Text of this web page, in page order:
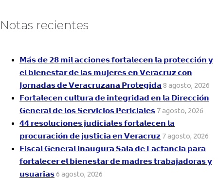
Notas recientes
𝗠𝗮́𝘀 𝗱𝗲 𝟮𝟴 𝗺𝗶𝗹 𝗮𝗰𝗰𝗶𝗼𝗻𝗲𝘀 𝗳𝗼𝗿𝘁𝗮𝗹𝗲𝗰𝗲𝗻 𝗹𝗮 𝗽𝗿𝗼𝘁𝗲𝗰𝗰𝗶𝗼́𝗻 𝘆
𝗲𝗹 𝗯𝗶𝗲𝗻𝗲𝘀𝘁𝗮𝗿 𝗱𝗲 𝗹𝗮𝘀 𝗺𝘂𝗷𝗲𝗿𝗲𝘀 𝗲𝗻 𝗩𝗲𝗿𝗮𝗰𝗿𝘂𝘇 𝗰𝗼𝗻
𝗝𝗼𝗿𝗻𝗮𝗱𝗮𝘀 𝗱𝗲 𝗩𝗲𝗿𝗮𝗰𝗿𝘂𝘇𝗮𝗻𝗮 𝗣𝗿𝗼𝘁𝗲𝗴𝗶𝗱𝗮 8 agosto, 2026
𝗙𝗼𝗿𝘁𝗮𝗹𝗲𝗰𝗲𝗻 𝗰𝘂𝗹𝘁𝘂𝗿𝗮 𝗱𝗲 𝗶𝗻𝘁𝗲𝗴𝗿𝗶𝗱𝗮𝗱 𝗲𝗻 𝗹𝗮 𝗗𝗶𝗿𝗲𝗰𝗰𝗶𝗼́𝗻
𝗚𝗲𝗻𝗲𝗿𝗮𝗹 𝗱𝗲 𝗹𝗼𝘀 𝗦𝗲𝗿𝘃𝗶𝗰𝗶𝗼𝘀 𝗣𝗲𝗿𝗶𝗰𝗶𝗮𝗹𝗲𝘀 7 agosto, 2026
𝟰𝟰 𝗿𝗲𝘀𝗼𝗹𝘂𝗰𝗶𝗼𝗻𝗲𝘀 𝗷𝘂𝗱𝗶𝗰𝗶𝗮𝗹𝗲𝘀 𝗳𝗼𝗿𝘁𝗮𝗹𝗲𝗰𝗲𝗻 𝗹𝗮
𝗽𝗿𝗼𝗰𝘂𝗿𝗮𝗰𝗶𝗼́𝗻 𝗱𝗲 𝗷𝘂𝘀𝘁𝗶𝗰𝗶𝗮 𝗲𝗻 𝗩𝗲𝗿𝗮𝗰𝗿𝘂𝘇 7 agosto, 2026
𝗙𝗶𝘀𝗰𝗮𝗹 𝗚𝗲𝗻𝗲𝗿𝗮𝗹 𝗶𝗻𝗮𝘂𝗴𝘂𝗿𝗮 𝗦𝗮𝗹𝗮 𝗱𝗲 𝗟𝗮𝗰𝘁𝗮𝗻𝗰𝗶𝗮 𝗽𝗮𝗿𝗮
𝗳𝗼𝗿𝘁𝗮𝗹𝗲𝗰𝗲𝗿 𝗲𝗹 𝗯𝗶𝗲𝗻𝗲𝘀𝘁𝗮𝗿 𝗱𝗲 𝗺𝗮𝗱𝗿𝗲𝘀 𝘁𝗿𝗮𝗯𝗮𝗷𝗮𝗱𝗼𝗿𝗮𝘀 𝘆
𝘂𝘀𝘂𝗮𝗿𝗶𝗮𝘀6 agosto, 2026